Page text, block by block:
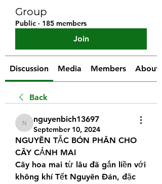
Group
Public · 185 members
Join
Discussion Media Members About
Back
nguyenbich13697
nguyenbich13697
September 10, 2024
NGUYÊN TẮC BÓN PHÂN CHO
CÂY CẢNH MAI
Cây hoa mai từ lâu đã gắn liền với
không khí Tết Nguyên Đán, đặc